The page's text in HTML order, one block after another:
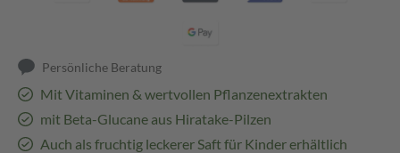
Persönliche Beratung
Mit Vitaminen & wertvollen Pflanzenextrakten
mit Beta-Glucane aus Hiratake-Pilzen
Auch als fruchtig leckerer Saft für Kinder erhältlich